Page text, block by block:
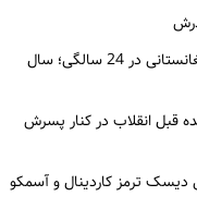
سفر به گذشته؛ گوگوش با تیپ و استایل افغانستانی در 24 سالگی؛ سال
قبل انقلاب در کنار پسرش
ترمز کاردینال و آسمکو